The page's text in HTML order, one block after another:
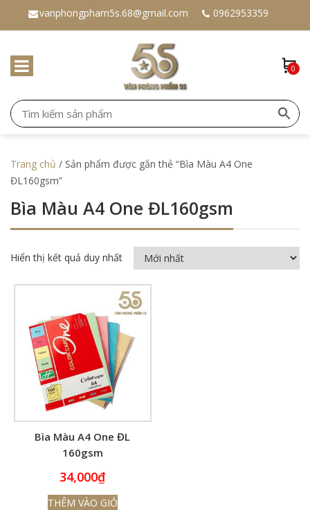
vanphongpham5s.68@gmail.com 0962953359
0
Trang chủ / Sản phẩm được gắn thẻ “Bìa Màu A4 One
ĐL160gsm”
Bìa Màu A4 One ĐL160gsm
Hiển thị kết quả duy nhất
Bìa Màu A4 One ĐL
160gsm
34,000₫
THÊM VÀO GIỎ